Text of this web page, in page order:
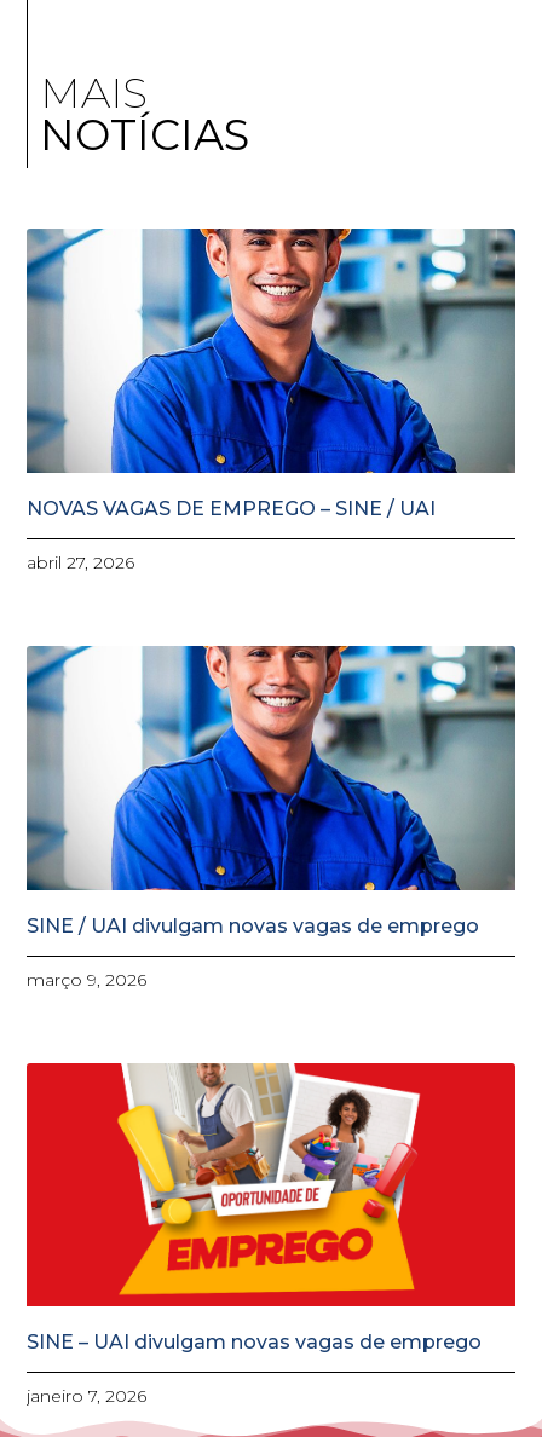
MAIS
NOTÍCIAS
NOVAS VAGAS DE EMPREGO – SINE / UAI
abril 27, 2026
SINE / UAI divulgam novas vagas de emprego
março 9, 2026
SINE – UAI divulgam novas vagas de emprego
janeiro 7, 2026